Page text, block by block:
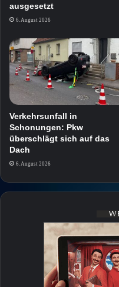
ausgesetzt
6. August 2026
Verkehrsunfall in
Schonungen: Pkw
überschlägt sich auf das
Dach
6. August 2026